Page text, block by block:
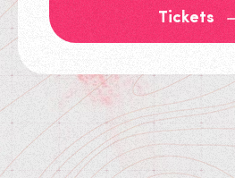
Tickets